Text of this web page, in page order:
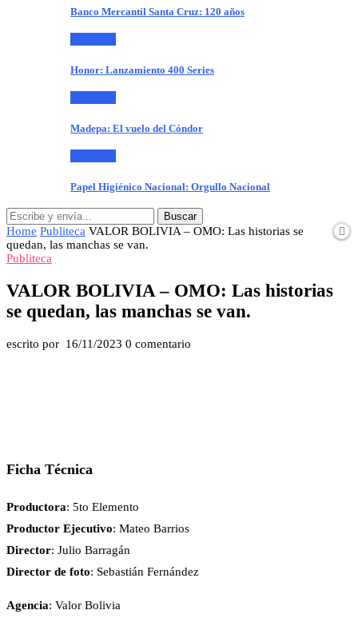
Banco Mercantil Santa Cruz: 120 años
Honor: Lanzamiento 400 Series
Madepa: El vuelo del Cóndor
Papel Higiénico Nacional: Orgullo Nacional
Buscar
Home Publiteca VALOR BOLIVIA – OMO: Las historias se
quedan, las manchas se van.
Publiteca
VALOR BOLIVIA – OMO: Las historias
se quedan, las manchas se van.
escrito por 16/11/2023 0 comentario
Ficha Técnica
Productora: 5to Elemento
Productor Ejecutivo: Mateo Barrios
Director: Julio Barragán
Director de foto: Sebastián Fernández
Agencia: Valor Bolivia